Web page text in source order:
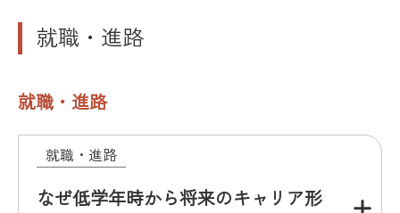
就職・進路
就職・進路
就職・進路
なぜ低学年時から将来のキャリア形